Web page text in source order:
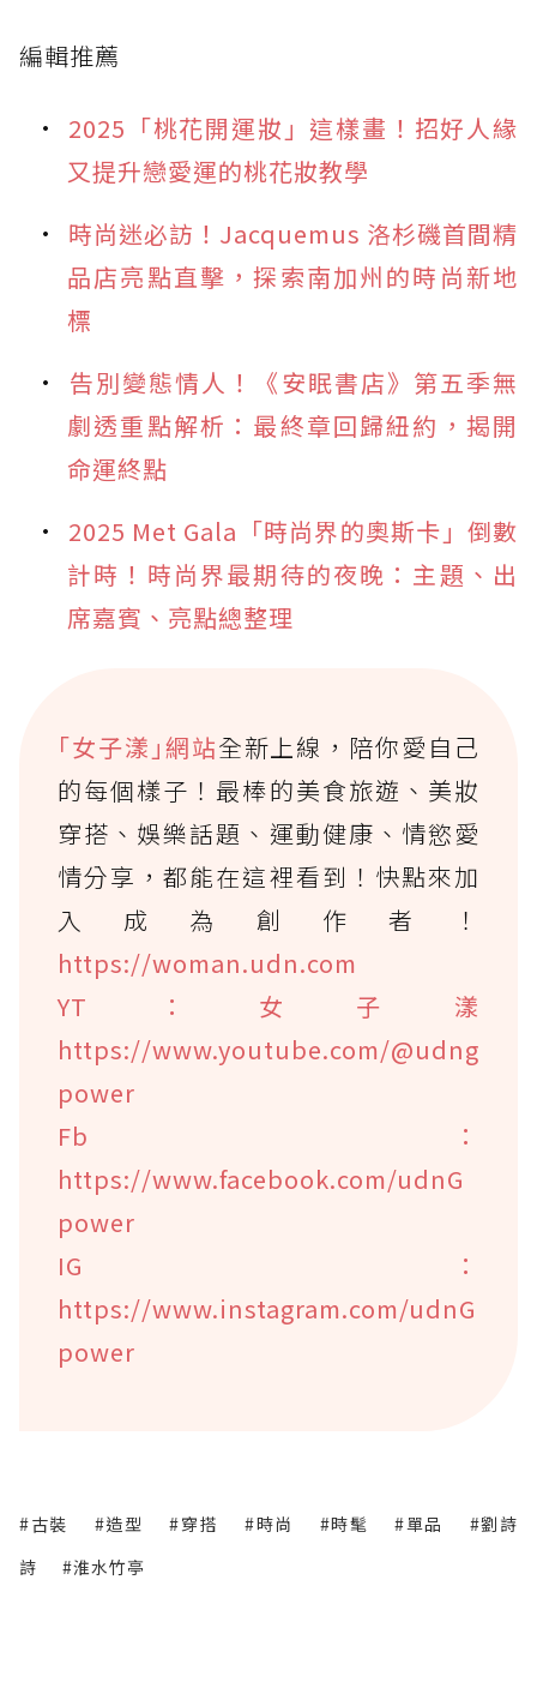
編輯推薦
2025「桃花開運妝」這樣畫！招好人緣
又提升戀愛運的桃花妝教學
時尚迷必訪！Jacquemus 洛杉磯首間精
品店亮點直擊，探索南加州的時尚新地
標
告別變態情人！《安眠書店》第五季無
劇透重點解析：最終章回歸紐約，揭開
命運終點
2025 Met Gala「時尚界的奧斯卡」倒數
計時！時尚界最期待的夜晚：主題、出
席嘉賓、亮點總整理
｢女子漾｣網站全新上線，陪你愛自己
的每個樣子！最棒的美食旅遊、美妝
穿搭、娛樂話題、運動健康、情慾愛
情分享，都能在這裡看到！快點來加
入成為創作者！
https://woman.udn.com
YT：女子漾
https://www.youtube.com/@udng
power
Fb：
https://www.facebook.com/udnG
power
IG：
https://www.instagram.com/udnG
power
#古裝 #造型 #穿搭 #時尚 #時髦 #單品
#劉詩
詩
#淮水竹亭